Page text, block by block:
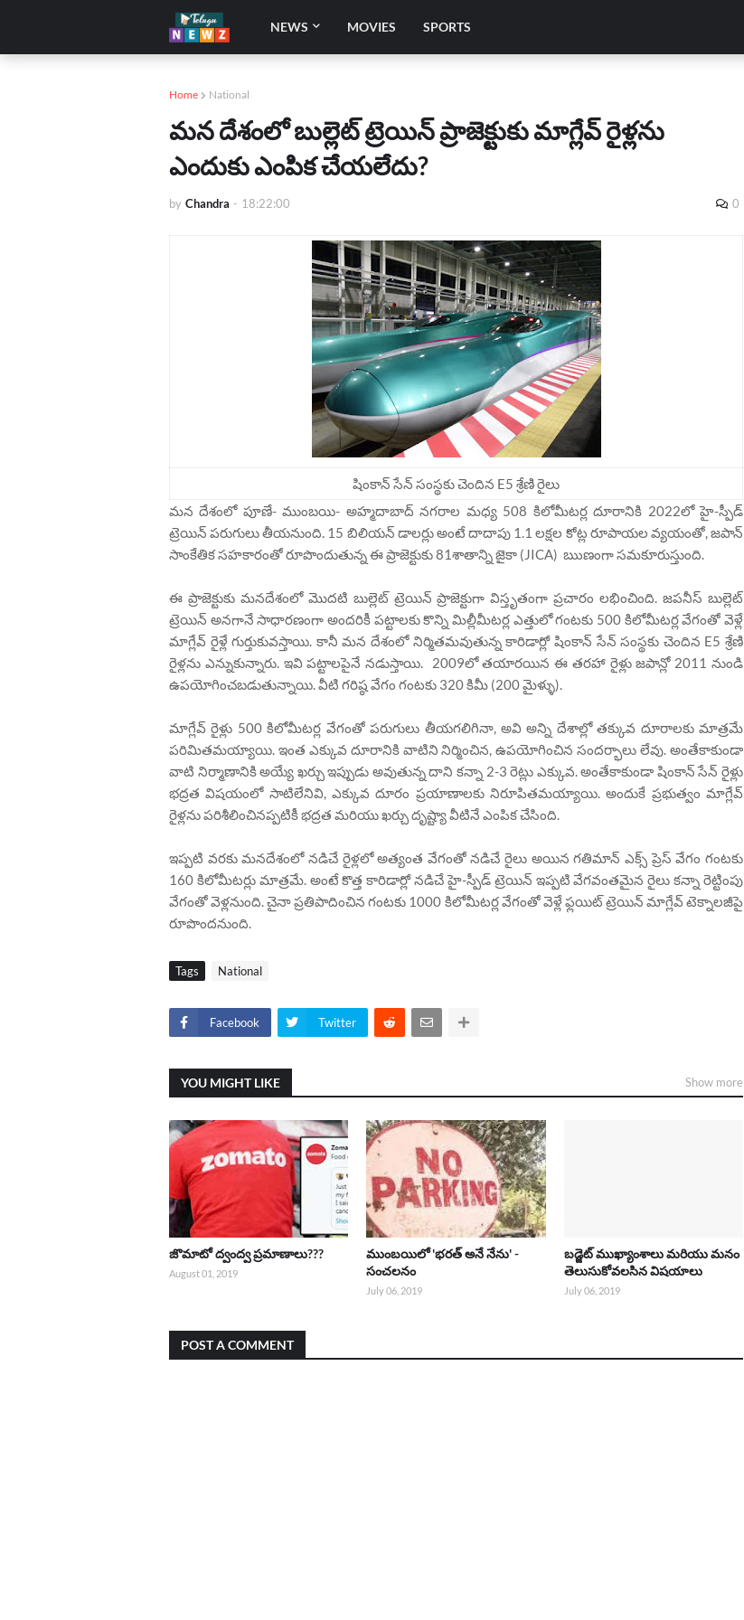
NEWS MOVIES SPORTS
Home National
మన దేశంలో బుల్లెట్ ట్రెయిన్ ప్రాజెక్టుకు మాగ్లేవ్ రైళ్లను
ఎందుకు ఎంపిక చేయలేదు?
by Chandra - 18:22:00 0
షింకాన్ సేన్ సంస్థకు చెందిన E5 శ్రేణి రైలు
మన దేశంలో పూణే- ముంబయి- అహ్మదాబాద్ నగరాల మధ్య 508 కిలోమీటర్ల దూరానికి 2022లో హై-స్పీడ్
ట్రెయిన్ పరుగులు తీయనుంది. 15 బిలియన్ డాలర్లు అంటే దాదాపు 1.1 లక్షల కోట్ల రూపాయల వ్యయంతో, జపాన్
సాంకేతిక సహకారంతో రూపొందుతున్న ఈ ప్రాజెక్టుకు 81శాతాన్ని జైకా (JICA) ఋణంగా సమకూరుస్తుంది.
ఈ ప్రాజెక్టుకు మనదేశంలో మొదటి బుల్లెట్ ట్రెయిన్ ప్రాజెక్టుగా విస్తృతంగా ప్రచారం లభించింది. జపనీస్ బుల్లెట్
ట్రెయిన్ అనగానే సాధారణంగా అందరికీ పట్టాలకు కొన్ని మిల్లీమీటర్ల ఎత్తులో గంటకు 500 కిలోమీటర్ల వేగంతో వెళ్లే
మాగ్లేవ్ రైళ్లే గుర్తుకువస్తాయి. కానీ మన దేశంలో నిర్మితమవుతున్న కారిడార్లో షింకాన్ సేన్ సంస్థకు చెందిన E5 శ్రేణి
రైళ్లను ఎన్నుకున్నారు. ఇవి పట్టాలపైనే నడుస్తాయి. 2009లో తయారయిన ఈ తరహా రైళ్లు జపాన్లో 2011 నుండి
ఉపయోగించబడుతున్నాయి. వీటి గరిష్ఠ వేగం గంటకు 320 కిమీ (200 మైళ్ళు).
మాగ్లేవ్ రైళ్లు 500 కిలోమీటర్ల వేగంతో పరుగులు తీయగలిగినా, అవి అన్ని దేశాల్లో తక్కువ దూరాలకు మాత్రమే
పరిమితమయ్యాయి. ఇంత ఎక్కువ దూరానికి వాటిని నిర్మించిన, ఉపయోగించిన సందర్భాలు లేవు. అంతేకాకుండా
వాటి నిర్మాణానికి అయ్యే ఖర్చు ఇప్పుడు అవుతున్న దాని కన్నా 2-3 రెట్లు ఎక్కువ. అంతేకాకుండా షింకాన్ సేన్ రైళ్లు
భద్రత విషయంలో సాటిలేనివి, ఎక్కువ దూరం ప్రయాణాలకు నిరూపితమయ్యాయి. అందుకే ప్రభుత్వం మాగ్లేవ్
రైళ్లను పరిశీలించినప్పటికీ భద్రత మరియు ఖర్చు దృష్ట్యా వీటినే ఎంపిక చేసింది.
ఇప్పటి వరకు మనదేశంలో నడిచే రైళ్లలో అత్యంత వేగంతో నడిచే రైలు అయిన గతిమాన్ ఎక్స్ ప్రెస్ వేగం గంటకు
160 కిలోమీటర్లు మాత్రమే. అంటే కొత్త కారిడార్లో నడిచే హై-స్పీడ్ ట్రెయిన్ ఇప్పటి వేగవంతమైన రైలు కన్నా రెట్టింపు
వేగంతో వెళ్లనుంది. చైనా ప్రతిపాదించిన గంటకు 1000 కిలోమీటర్ల వేగంతో వెళ్లే ఫ్లయిట్ ట్రెయిన్ మాగ్లేవ్ టెక్నాలజీపై
రూపొందనుంది.
Tags National
Facebook Twitter
YOU MIGHT LIKE Show more
జొమాటో ద్వంద్వ ప్రమాణాలు???
August 01, 2019
ముంబయిలో 'భరత్ అనే నేను' -
సంచలనం
July 06, 2019
బడ్జెట్ ముఖ్యాంశాలు మరియు మనం
తెలుసుకోవలసిన విషయాలు
July 06, 2019
POST A COMMENT